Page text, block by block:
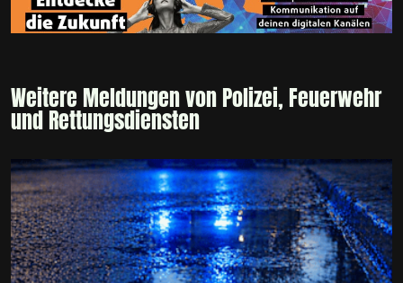
Weitere Meldungen von Polizei, Feuerwehr
und Rettungsdiensten